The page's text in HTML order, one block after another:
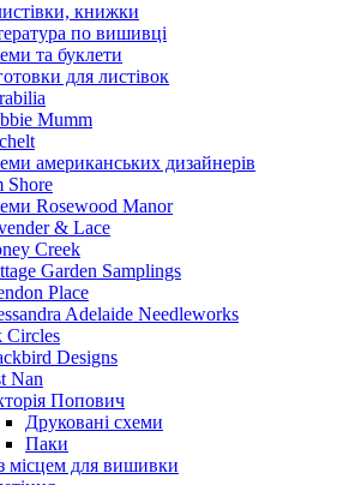
книжки
по вишивці
та буклети
для листівок
Mumm
американських дизайнерів
Shore
Rosewood Manor
& Lace
Creek
Garden Samplings
Place
Adelaide Needleworks
Circles
Designs
Nan
Попович
Друковані схеми
Паки
місцем для вишивки